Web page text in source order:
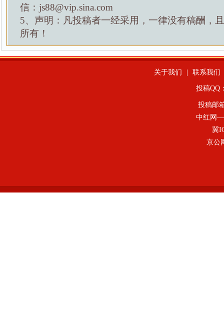
信：js88@vip.sina.com
5、声明：凡投稿者一经采用，一律没有稿酬，
所有！
关于我们 联系我们
投稿QQ
投稿邮
中红网—
冀
京公